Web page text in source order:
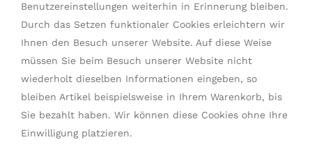
Benutzereinstellungen weiterhin in Erinnerung bleiben.
Durch das Setzen funktionaler Cookies erleichtern wir
Ihnen den Besuch unserer Website. Auf diese Weise
müssen Sie beim Besuch unserer Website nicht
wiederholt dieselben Informationen eingeben, so
bleiben Artikel beispielsweise in Ihrem Warenkorb, bis
Sie bezahlt haben. Wir können diese Cookies ohne Ihre
Einwilligung platzieren.